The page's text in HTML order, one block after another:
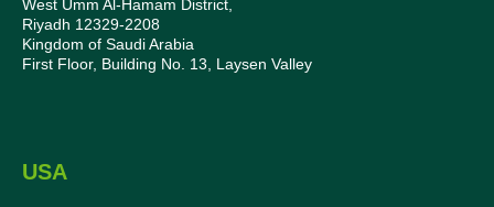
West Umm Al-Hamam District,
Riyadh 12329-2208
Kingdom of Saudi Arabia
First Floor, Building No. 13, Laysen Valley
USA